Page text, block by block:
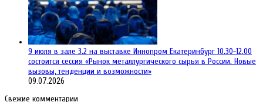
9 июля в зале 3.2 на выставке Иннопром Екатеринбург 10.30-12.00
состоится сессия «Рынок металлургического сырья в России. Новые
вызовы, тенденции и возможности»
09.07.2026
Свежие комментарии